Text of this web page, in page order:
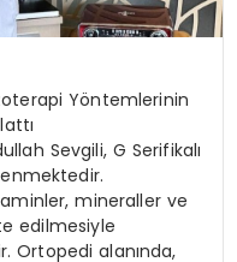
Yöntemlerinin
Sevgili, G Serifikalı
mineraller ve
edilmesiyle
Ortopedi alanında,